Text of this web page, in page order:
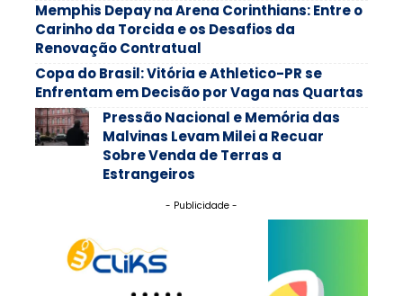
Memphis Depay na Arena Corinthians: Entre o
Carinho da Torcida e os Desafios da
Renovação Contratual
Copa do Brasil: Vitória e Athletico-PR se
Enfrentam em Decisão por Vaga nas Quartas
Pressão Nacional e Memória das
Malvinas Levam Milei a Recuar
Sobre Venda de Terras a
Estrangeiros
- Publicidade -